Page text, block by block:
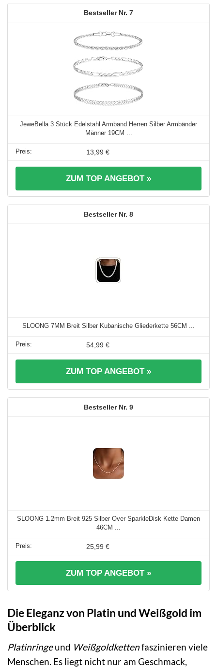
7
JeweBella 3 Stück Edelstahl Armband Herren Silber Armbänder
Männer 19CM ...
13,99 €
ZUM TOP ANGEBOT »
8
SLOONG 7MM Breit Silber Kubanische Gliederkette 56CM ...
54,99 €
ZUM TOP ANGEBOT »
9
SLOONG 1.2mm Breit 925 Silber Over SparkleDisk Kette Damen
46CM ...
25,99 €
ZUM TOP ANGEBOT »
Die Eleganz von Platin und Weißgold im
Überblick
Platinringeund Weißgoldkettenfaszinieren viele
Menschen. Es liegt nicht nur am Geschmack,